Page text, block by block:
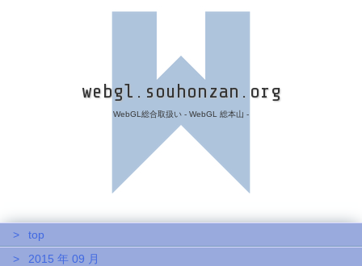
webgl.souhonzan.org
WebGL総合取扱い - WebGL 総本山 -
top
2015 年 09 月